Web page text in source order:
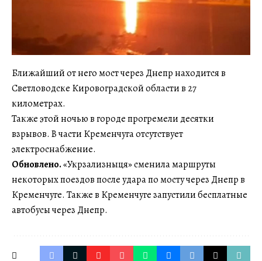
Ближайший от него мост через Днепр находится в
Светловодске Кировоградской области в 27
километрах.
Также этой ночью в городе прогремели десятки
взрывов. В части Кременчуга отсутствует
электроснабжение.
Обновлено.«Укрзализныця» сменила маршруты
некоторых поездов после удара по мосту через Днепр в
Кременчуге. Также в Кременчуге запустили бесплатные
автобусы через Днепр.